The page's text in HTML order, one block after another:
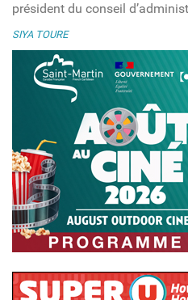
président du conseil
SIYA TOURE